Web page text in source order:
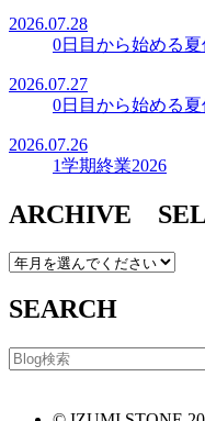
2026.07.28
0日目から始める夏
2026.07.27
0日目から始める
2026.07.26
1学期終業2026
ARCHIVE
SEARCH